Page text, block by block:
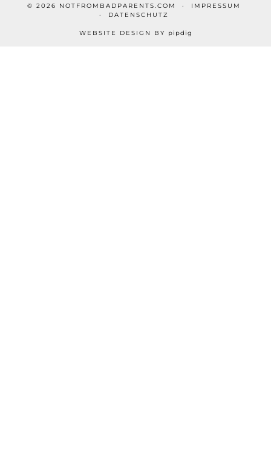
© 2026 NOTFROMBADPARENTS.COM
IMPRESSUM
DATENSCHUTZ
WEBSITE DESIGN BY pipdig